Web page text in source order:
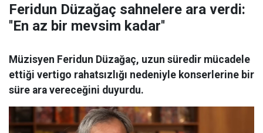
Feridun Düzağaç sahnelere ara verdi:
''En az bir mevsim kadar''
Müzisyen Feridun Düzağaç, uzun süredir mücadele
ettiği vertigo rahatsızlığı nedeniyle konserlerine bir
süre ara vereceğini duyurdu.